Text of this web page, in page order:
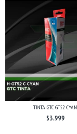
TINTA GTC GT52 CYAN
$3.999